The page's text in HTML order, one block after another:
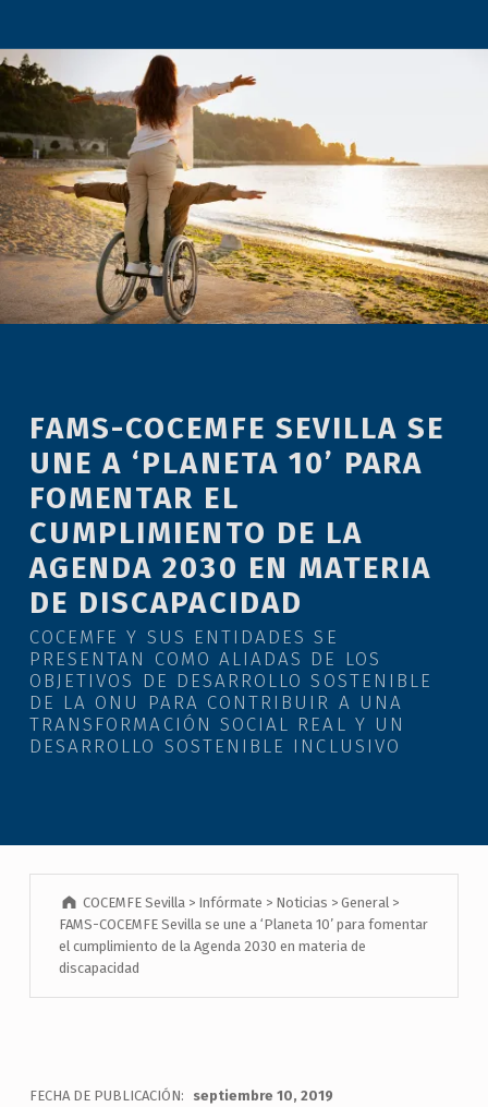
FAMS-COCEMFE SEVILLA SE
UNE A ‘PLANETA 10’ PARA
FOMENTAR EL
CUMPLIMIENTO DE LA
AGENDA 2030 EN MATERIA
DE DISCAPACIDAD
COCEMFE Y SUS ENTIDADES SE
PRESENTAN COMO ALIADAS DE LOS
OBJETIVOS DE DESARROLLO SOSTENIBLE
DE LA ONU PARA CONTRIBUIR A UNA
TRANSFORMACIÓN SOCIAL REAL Y UN
DESARROLLO SOSTENIBLE INCLUSIVO
COCEMFE Sevilla > Infórmate > Noticias >General >
FAMS-COCEMFE Sevilla se une a ‘Planeta 10’ para fomentar
el cumplimiento de la Agenda 2030 en materia de
discapacidad
FECHA DE PUBLICACIÓN:
septiembre 10, 2019